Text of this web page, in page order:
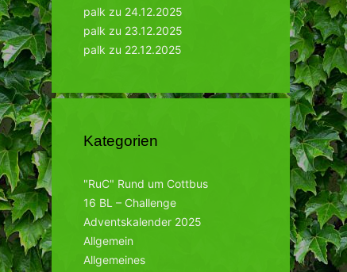
palk zu 24.12.2025
palk zu 23.12.2025
palk zu 22.12.2025
Kategorien
"RuC" Rund um Cottbus
16 BL – Challenge
Adventskalender 2025
Allgemein
Allgemeines